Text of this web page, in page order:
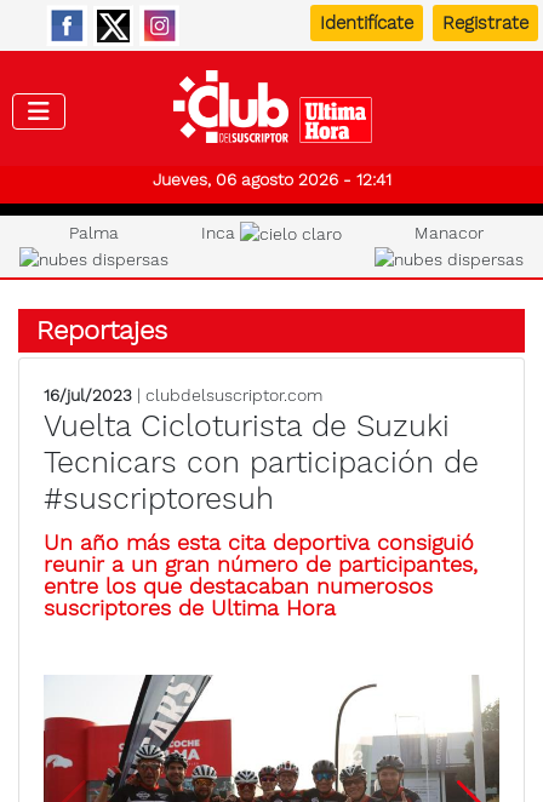
Identifícate Registrate
Jueves, 06 agosto 2026 - 12:41
Palma Inca Manacor
Reportajes
16/jul/2023 | clubdelsuscriptor.com
Vuelta Cicloturista de Suzuki
Tecnicars con participación de
#suscriptoresuh
Un año más esta cita deportiva consiguió
reunir a un gran número de participantes,
entre los que destacaban numerosos
suscriptores de Ultima Hora